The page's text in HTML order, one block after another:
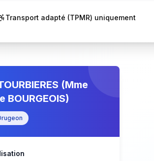
Transport adapté (TPMR) uniquement
(Mme
BOURGEOIS)